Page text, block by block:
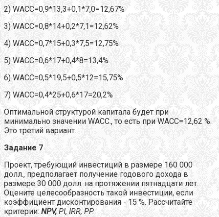
2) WACC=0,9*13,3+0,1*7,0=12,67%
3) WACC=0,8*14+0,2*7,1=12,62%
4) WACC=0,7*15+0,3*7,5=12,75%
5) WACC=0,6*17+0,4*8=13,4%
6) WACC=0,5*19,5+0,5*12=15,75%
7) WACC=0,4*25+0,6*17=20,2%
Оптимальной структурой капитала будет при
минимально значении WACC., то есть при WACC=12,62 %.
Это третий вариант.
Задание 7
Проект, требующий инвестиций в размере 160 000
долл., предполагает получение годового дохода в
размере 30 000 долл. на протяжении пятнадцати лет.
Оцените целесообразность такой инвестиции, если
коэффициент дисконтирования - 15 %. Рассчитайте
критерии: NPV,PI, IRR, PP.